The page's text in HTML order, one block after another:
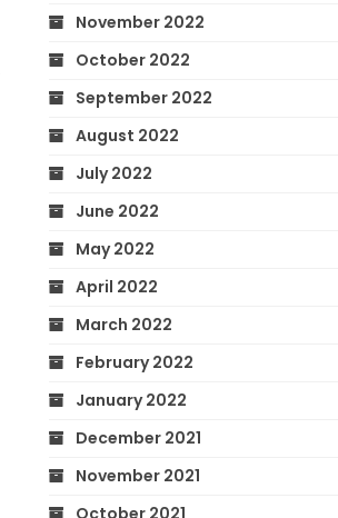
November 2022
October 2022
September 2022
August 2022
July 2022
June 2022
May 2022
April 2022
March 2022
February 2022
January 2022
December 2021
November 2021
October 2021